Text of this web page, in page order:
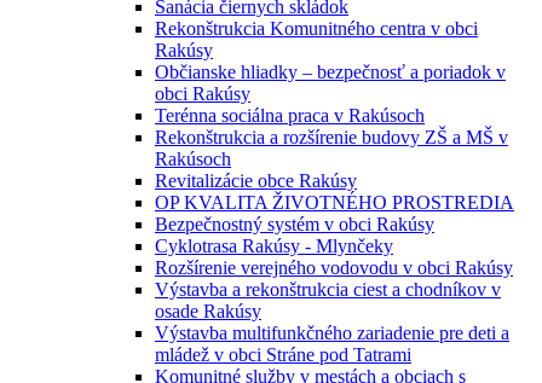
Sanácia čiernych skládok
Rekonštrukcia Komunitného centra v obci
Rakúsy
Občianske hliadky – bezpečnosť a poriadok v
obci Rakúsy
Terénna sociálna praca v Rakúsoch
Rekonštrukcia a rozšírenie budovy ZŠ a MŠ v
Rakúsoch
Revitalizácie obce Rakúsy
OP KVALITA ŽIVOTNÉHO PROSTREDIA
Bezpečnostný systém v obci Rakúsy
Cyklotrasa Rakúsy - Mlynčeky
Rozšírenie verejného vodovodu v obci Rakúsy
Výstavba a rekonštrukcia ciest a chodníkov v
osade Rakúsy
Výstavba multifunkčného zariadenie pre deti a
mládež v obci Stráne pod Tatrami
Komunitné služby v mestách a obciach s